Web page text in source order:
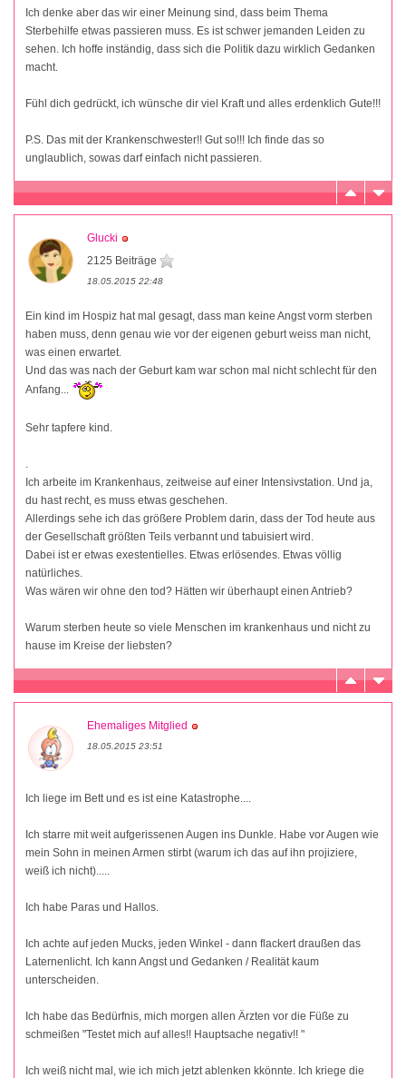
Ich denke aber das wir einer Meinung sind, dass beim Thema
Sterbehilfe etwas passieren muss. Es ist schwer jemanden Leiden zu
sehen. Ich hoffe inständig, dass sich die Politik dazu wirklich Gedanken
macht.
Fühl dich gedrückt, ich wünsche dir viel Kraft und alles erdenklich Gute!!!
P.S. Das mit der Krankenschwester!! Gut so!!! Ich finde das so
unglaublich, sowas darf einfach nicht passieren.
Glucki
2125 Beiträge
18.05.2015 22:48
Ein kind im Hospiz hat mal gesagt, dass man keine Angst vorm sterben
haben muss, denn genau wie vor der eigenen geburt weiss man nicht,
was einen erwartet.
Und das was nach der Geburt kam war schon mal nicht schlecht für den
Anfang...
Sehr tapfere kind.
Ich arbeite im Krankenhaus, zeitweise auf einer Intensivstation. Und ja,
du hast recht, es muss etwas geschehen.
Allerdings sehe ich das größere Problem darin, dass der Tod heute aus
der Gesellschaft größten Teils verbannt und tabuisiert wird.
Dabei ist er etwas exestentielles. Etwas erlösendes. Etwas völlig
natürliches.
Was wären wir ohne den tod? Hätten wir überhaupt einen Antrieb?
Warum sterben heute so viele Menschen im krankenhaus und nicht zu
hause im Kreise der liebsten?
Ehemaliges Mitglied
18.05.2015 23:51
Ich liege im Bett und es ist eine Katastrophe....
Ich starre mit weit aufgerissenen Augen ins Dunkle. Habe vor Augen wie
mein Sohn in meinen Armen stirbt (warum ich das auf ihn projiziere,
weiß ich nicht).....
Ich habe Paras und Hallos.
Ich achte auf jeden Mucks, jeden Winkel - dann flackert draußen das
Laternenlicht. Ich kann Angst und Gedanken / Realität kaum
unterscheiden.
Ich habe das Bedürfnis, mich morgen allen Ärzten vor die Füße zu
schmeißen "Testet mich auf alles!! Hauptsache negativ!! "
Ich weiß nicht mal, wie ich mich jetzt ablenken kkönnte. Ich kriege die